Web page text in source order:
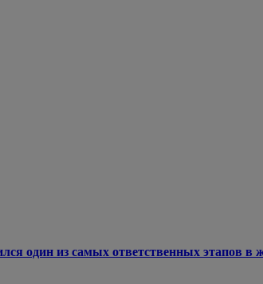
один из самых ответственных этапов в